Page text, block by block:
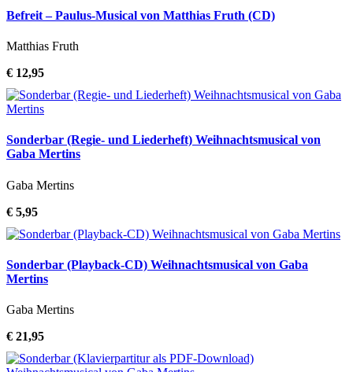
Befreit – Paulus-Musical von Matthias Fruth (CD)
Matthias Fruth
€ 12,95
Sonderbar (Regie- und Liederheft) Weihnachtsmusical von
Gaba Mertins
Gaba Mertins
€ 5,95
Sonderbar (Playback-CD) Weihnachtsmusical von Gaba
Mertins
Gaba Mertins
€ 21,95